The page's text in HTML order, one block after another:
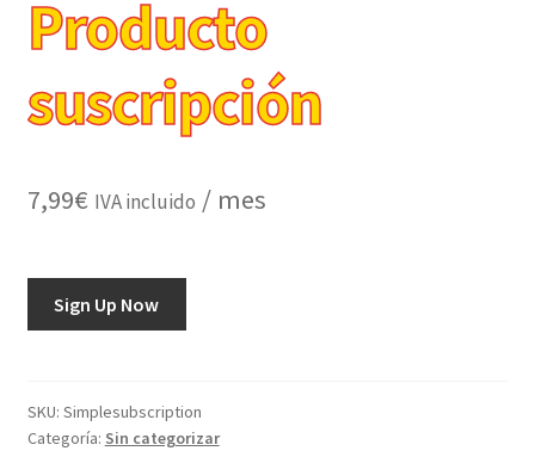
Carrito de la compra
Cart
deseos
Error
Producto
suscripción
7,99€ IVA incluido / mes
suscripción
Sign Up Now
SKU: Simplesubscription
Categoría: Sin categorizar